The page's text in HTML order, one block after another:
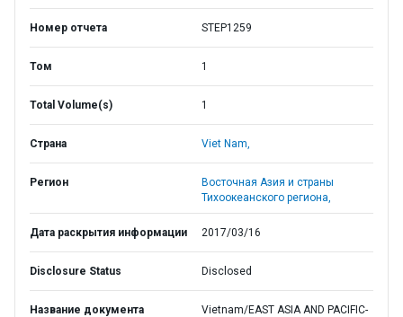
Номер отчета STEP1259
Том 1
Total Volume(s) 1
Страна Viet Nam,
Регион
Восточная Азия и страны
Тихоокеанского региона,
Дата раскрытия информации 2017/03/16
Disclosure Status Disclosed
Название документа
Vietnam/EAST ASIA AND PACIFIC-